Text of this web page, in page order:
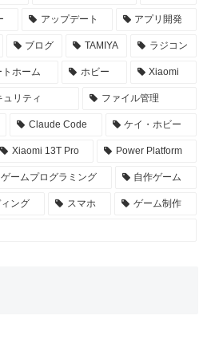
アップデート アプリ開発
ブログ TAMIYA ラジコン
トホーム ホビー Xiaomi
ュリティ ファイル管理
Claude Code ケイ・ホビー
Xiaomi 13T Pro Power Platform
ゲームプログラミング 自作ゲーム
ング スマホ ゲーム制作